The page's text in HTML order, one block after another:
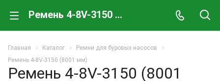
Ремень 4-8V-3150 (8001 мм)
Главная Каталог
Ремни для буровых насосов
Ремень 4-8V-3150 (8001 мм)
Ремень 4-8V-3150 (8001